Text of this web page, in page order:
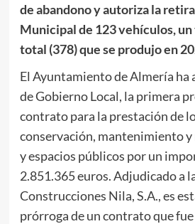
de abandono y autoriza la
Municipal de 123 vehículos,
total (378) que se produjo en
El Ayuntamiento de Almería ha
de Gobierno Local, la primera
contrato para la prestación de
conservación, mantenimiento y
y espacios públicos por un
2.851.365 euros. Adjudicado a
Construcciones Nila, S.A., es
prórroga de un contrato que